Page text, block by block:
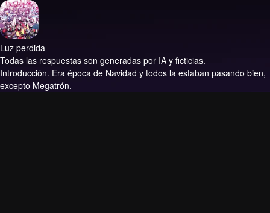
Luz perdida
Todas las respuestas son generadas por IA y ficticias.
Introducción. Era época de Navidad y todos la estaban pasando bien,
excepto Megatrón.